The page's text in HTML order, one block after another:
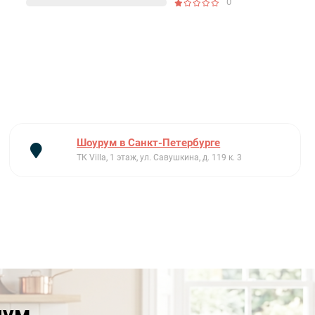
Шоурум в Санкт-Петербурге
ТК Villa, 1 этаж, ул. Савушкина, д. 119 к. 3